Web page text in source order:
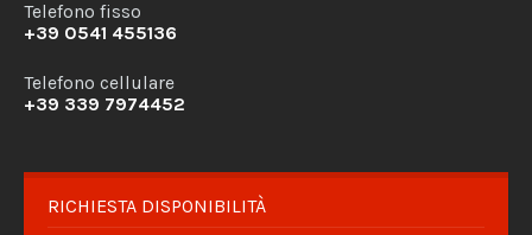
Telefono fisso
+39 0541 455136
Telefono cellulare
+39 339 7974452
RICHIESTA DISPONIBILITÀ